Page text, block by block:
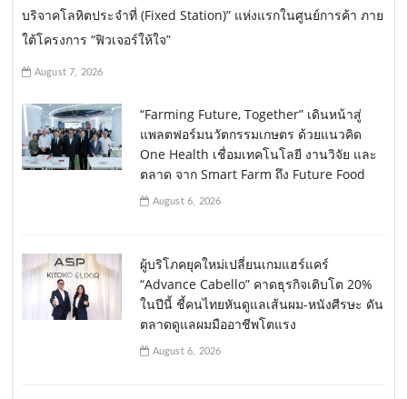
บริจาคโลหิตประจำที่ (Fixed Station)” แห่งแรกในศูนย์การค้า ภาย
ใต้โครงการ “ฟิวเจอร์ให้ใจ”
August 7, 2026
“Farming Future, Together” เดินหน้าสู่
แพลตฟอร์มนวัตกรรมเกษตร ด้วยแนวคิด
One Health เชื่อมเทคโนโลยี งานวิจัย และ
ตลาด จาก Smart Farm ถึง Future Food
August 6, 2026
ผู้บริโภคยุคใหม่เปลี่ยนเกมแฮร์แคร์
“Advance Cabello” คาดธุรกิจเติบโต 20%
ในปีนี้ ชี้คนไทยหันดูแลเส้นผม-หนังศีรษะ ดัน
ตลาดดูแลผมมืออาชีพโตแรง
August 6, 2026